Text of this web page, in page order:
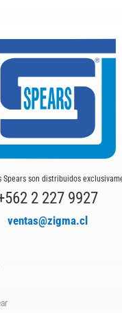
Spears son distribuidos
2 227 9927
ventas@zigma.cl